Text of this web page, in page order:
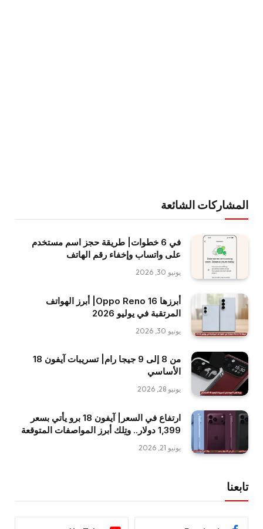
المشاركات الشائعة
في 6 خطوات| طريقة حجز اسم مستخدم
على واتساب وإخفاء رقم الهاتف
يونيو 30, 2026
أبرزها Oppo Reno 16| أبرز الهواتف
المرتقبة في يوليو 2026
يونيو 30, 2026
من 8 إلى 9 جيجا رام| تسريبات آيفون 18
الأساسي
يونيو 28, 2026
ارتفاع في السعر| آيفون 18 برو يأتي بسعر
1,399 دولار.. وتِلك أبرز المواصفات المتوقعة
يونيو 21, 2026
تابعنا